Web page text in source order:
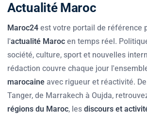
Actualité Maroc
Maroc24 est votre portail de référence
l'actualité Maroc en temps réel.
société, culture, sport et nouvelles
rédaction couvre chaque jour
marocaine avec rigueur et réactivité.
Tanger, de Marrakech à Oujda,
régions du Maroc, les discours et